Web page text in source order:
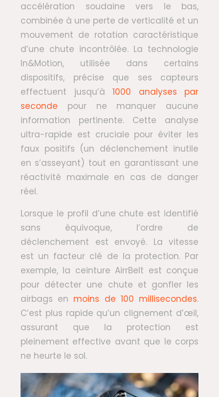
accélération soudaine vers le bas,
combinée à une perte de verticalité et un
mouvement de rotation caractéristique
d’une chute incontrôlée. La technologie
In&Motion, utilisée dans certains
dispositifs, précise que ses capteurs
effectuent jusqu’à 1000 analyses par
seconde pour ne manquer aucune
information pertinente. Cette analyse
ultra-rapide est cruciale pour éviter les
faux positifs (un déclenchement inutile
en s’asseyant) tout en garantissant une
réactivité maximale en cas de danger
réel.
Lorsque le profil d’une chute est identifié
sans équivoque, l’ordre de
déclenchement est envoyé. La vitesse
est un facteur clé de la protection. Par
exemple, la ceinture AirrBelt est conçue
pour détecter une chute et gonfler les
airbags en moins de 100 millisecondes.
C’est plus rapide qu’un clignement d’œil,
assurant que la protection est
pleinement effective avant que le corps
ne heurte le sol.